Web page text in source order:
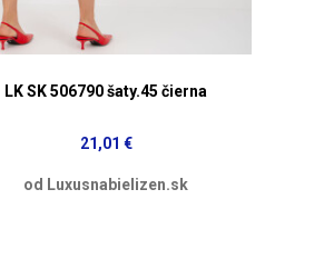
LK SK 506790 šaty.45 čierna
21,01 €
od Luxusnabielizen.sk